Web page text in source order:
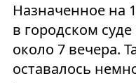
Назначенное на
в городском
около 7 вечера.
оставалось